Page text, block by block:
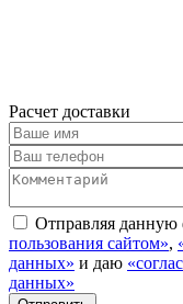
Расчет доставки
Отправляя данную
пользования сайтом»,
данных» и даю
данных»